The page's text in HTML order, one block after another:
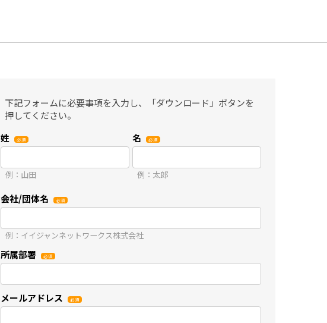
下記フォームに必要事項を入力し、「ダウンロード」ボタンを
押してください。
姓
例：山田
名
例：太郎
会社/団体名
例：イイジャンネットワークス株式会社
所属部署
メールアドレス